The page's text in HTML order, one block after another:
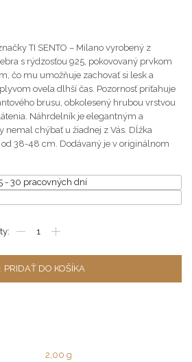
TI SENTO – Milano vyrobený z
s rýdzosťou 925, pokovovaný prvkom
čo mu umožňuje zachovať si lesk a
oveľa dlhší čas. Pozornosť priťahuje
brusu, obkolesený hrubou vrstvou
Náhrdelník je elegantným a
nemal chýbať u žiadnej z Vás. Dĺžka
38-48 cm. Dodávaný je v originálnom
- 30 pracovných dní
PRIDAŤ DO KOŠÍKA
2,00 g